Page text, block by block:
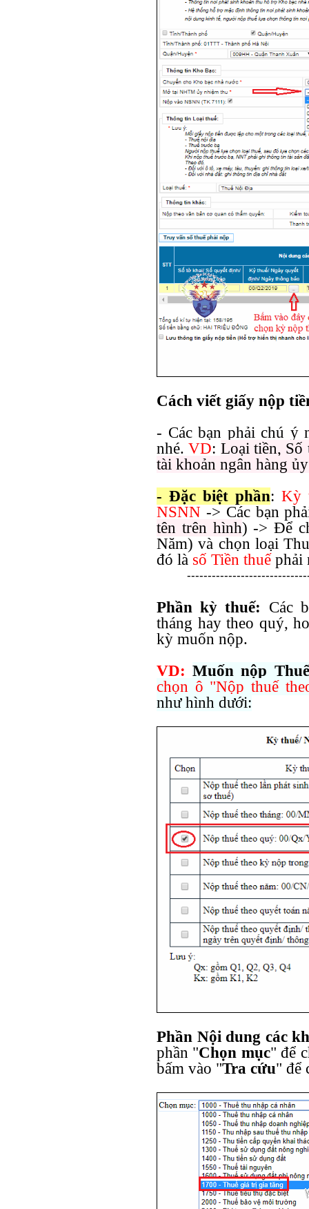
Cách viết giấy nộp
- Các bạn phải chú ý
nhé.VD: Loại tiền, Số
tài khoản ngân hàng
- Đặc biệt phần:Kỳ
NSNN -> Các bạn
tên trên hình) -> Để
Năm) và chọn loại
đó là số Tiền thuếphải
Phần kỳ thuế: Các
tháng hay theo quý,
kỳ muốn nộp.
VD:Muốn nộp
chọn ô "Nộp thuế
như hình dưới:
Phần Nội dung các
phần "Chọn mục" để
bấm vào "Tra cứu" để